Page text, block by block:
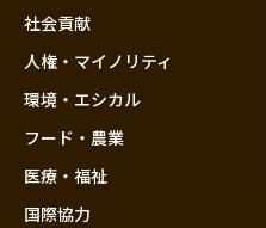
社会貢献
人権・マイノリティ
環境・エシカル
フード・農業
医療・福祉
国際協力